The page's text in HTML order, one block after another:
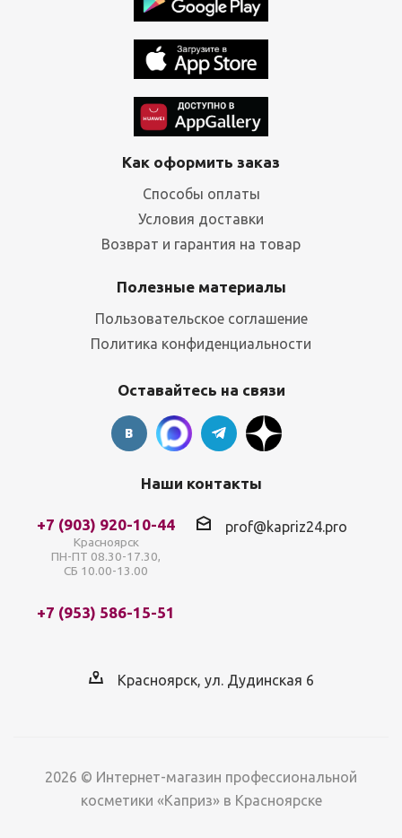
Как оформить заказ
Способы оплаты
Условия доставки
Возврат и гарантия на товар
Полезные материалы
Пользовательское соглашение
Политика конфиденциальности
Оставайтесь на связи
Наши контакты
+7 (903) 920-10-44
Красноярск
ПН-ПТ 08.30-17.30,
СБ 10.00-13.00
+7 (953) 586-15-51
prof@kapriz24.pro
Красноярск, ул. Дудинская 6
2026 © Интернет-магазин профессиональной
косметики «Каприз» в Красноярске